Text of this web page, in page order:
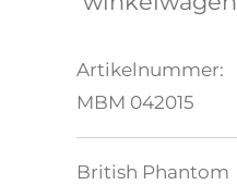
Artikelnummer:
MBM 042015
British Phantom